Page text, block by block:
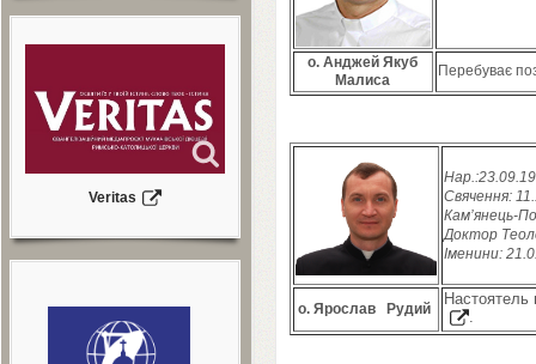
Veritas
о. Анджей Якуб
Малиса
Перебуває
Нар.:23.09.
Свячення: 11.
Кам’янець-
Доктор
Іменини: 21.
о. Ярослав Рудий
Настоятель
.